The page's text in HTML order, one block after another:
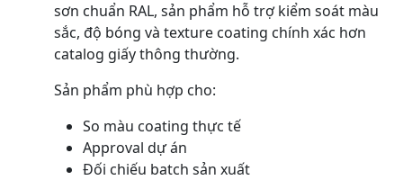
sơn chuẩn RAL, sản phẩm hỗ trợ kiểm soát màu
sắc, độ bóng và texture coating chính xác hơn
catalog giấy thông thường.
Sản phẩm phù hợp cho:
So màu coating thực tế
Approval dự án
Đối chiếu batch sản xuất